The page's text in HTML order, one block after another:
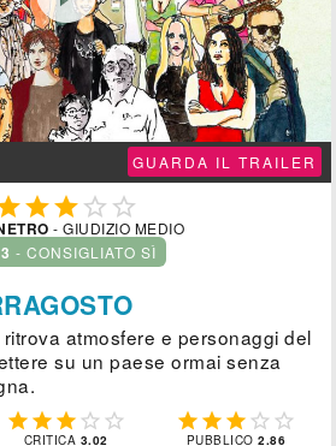
GUARDA IL TRAILER
  
- GIUDIZIO MEDIO
- CONSIGLIATO SÌ
atmosfere e personaggi del
su un paese ormai senza
    
CRITICA 3.02
    
PUBBLICO2.86